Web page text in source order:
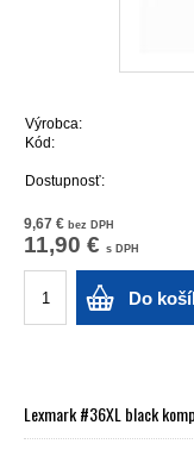
Výrobca:
Kód:
Dostupnosť:
9,67 € bez DPH
11,90 € s DPH
Do
Lexmark #36XL black